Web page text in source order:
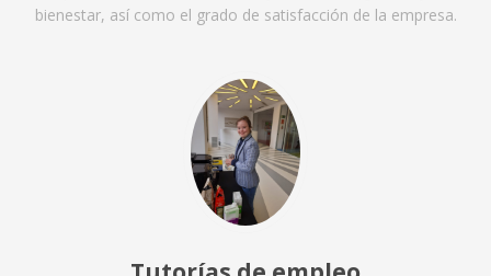
bienestar, así como el grado de satisfacción de la empresa.